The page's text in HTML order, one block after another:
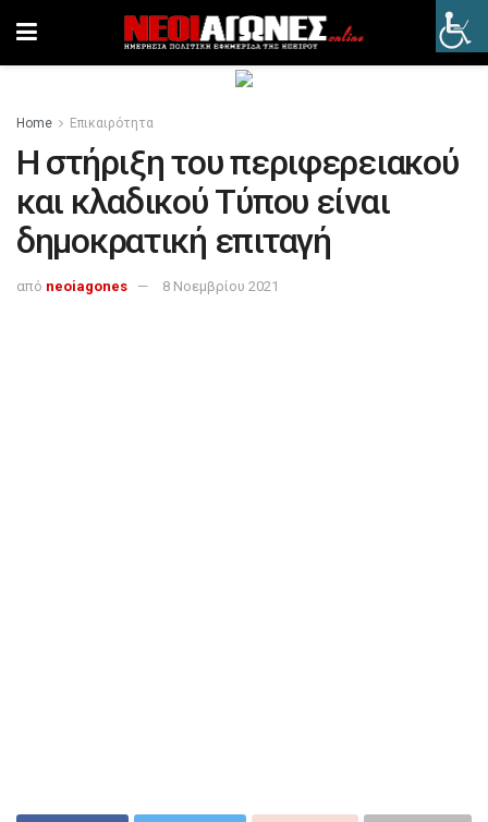
Home Επικαιρότητα
Η στήριξη του περιφερειακού
και κλαδικού Τύπου είναι
δημοκρατική επιταγή
από neoiagones 8 Νοεμβρίου 2021